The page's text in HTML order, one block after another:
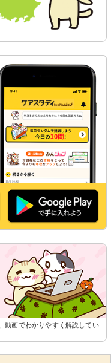
動画でわかりやすく解説してい